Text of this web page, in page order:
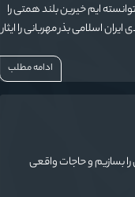
ایم خیرین بلند همتی را
در راستای اهداف والای مدرسه سازی داشته باشیم که برای پیشرفت و سربلندی ایران اسلامی بذر مهربانی را ایثار
ادامه مطلب
بسازیم و حاجات واقعی